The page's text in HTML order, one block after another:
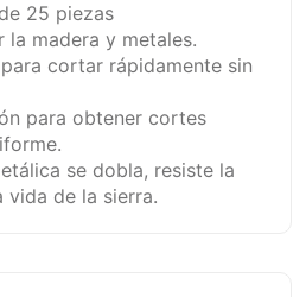
25 piezas
la madera y metales.
cortar rápidamente sin
para obtener cortes
se dobla, resiste la
de la sierra.